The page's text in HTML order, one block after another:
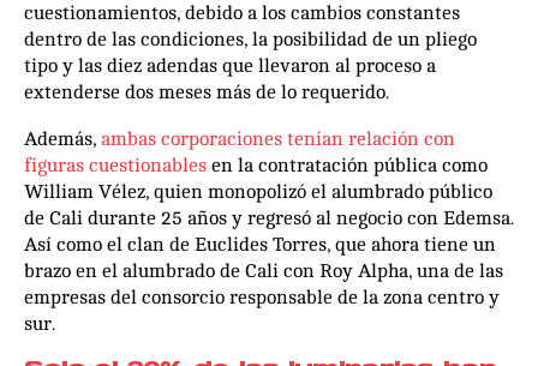
cuestionamientos, debido a los cambios constantes
dentro de las condiciones, la posibilidad de un pliego
tipo y las diez adendas que llevaron al proceso a
extenderse dos meses más de lo requerido.
Además, ambas corporaciones tenían relación con
figuras cuestionables en la contratación pública como
William Vélez, quien monopolizó el alumbrado público
de Cali durante 25 años y regresó al negocio con Edemsa.
Así como el clan de Euclides Torres, que ahora tiene un
brazo en el alumbrado de Cali con Roy Alpha, una de las
empresas del consorcio responsable de la zona centro y
sur.